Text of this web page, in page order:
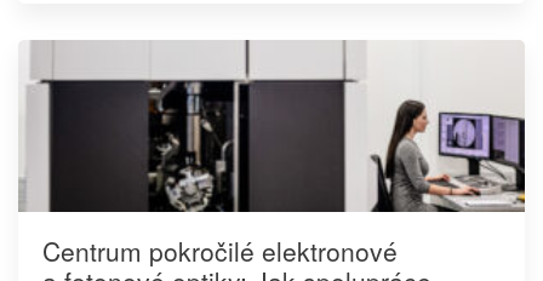
Centrum pokročilé elektronové